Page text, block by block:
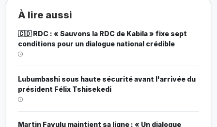
À lire aussi
🇨🇩 RDC : « Sauvons la RDC de Kabila » fixe sept
conditions pour un dialogue national crédible
Lubumbashi sous haute sécurité avant l'arrivée du
président Félix Tshisekedi
Martin Fayulu maintient sa ligne : « Un dialogue